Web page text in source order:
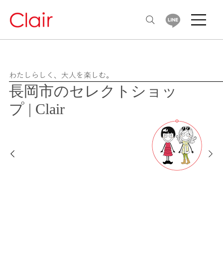
わたしらしく、大人を楽しむ。
​長岡市のセレクトショッ
プ | Clair